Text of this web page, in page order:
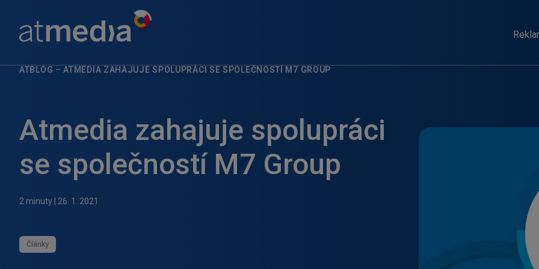
ATBLOG – ATMEDIA ZAHAJUJE SPOLUPRÁCI SE SPOLEČNOSTÍ M7 GROUP
Atmedia zahajuje spolupráci
se společností M7 Group
2 minuty 26. 1. 2021
Články